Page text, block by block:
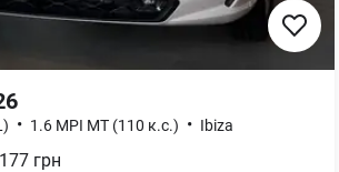
• 1.6 MPI MT (110 к.с.) • Ibiza
грн